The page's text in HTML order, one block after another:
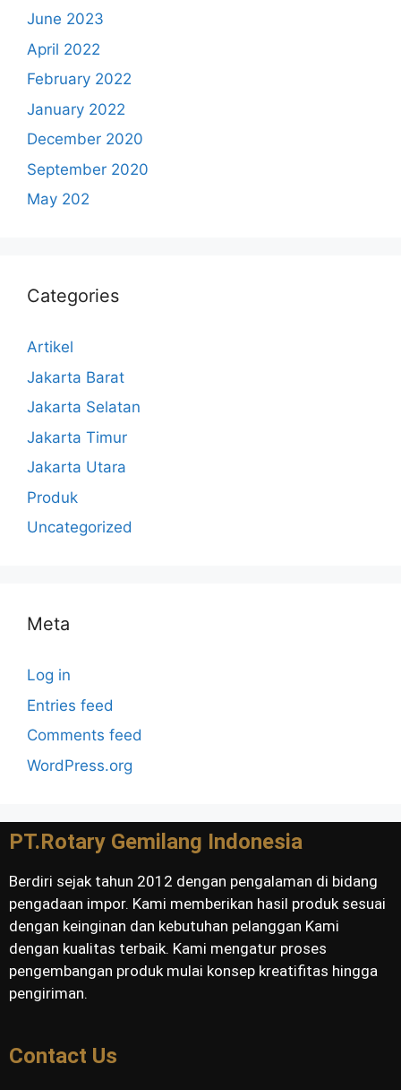
June 2023
April 2022
February 2022
January 2022
December 2020
September 2020
May 202
Categories
Artikel
Jakarta Barat
Jakarta Selatan
Jakarta Timur
Jakarta Utara
Produk
Uncategorized
Meta
Log in
Entries feed
Comments feed
WordPress.org
PT.Rotary Gemilang Indonesia
Berdiri sejak tahun 2012 dengan pengalaman di bidang
pengadaan impor. Kami memberikan hasil produk sesuai
dengan keinginan dan kebutuhan pelanggan Kami
dengan kualitas terbaik. Kami mengatur proses
pengembangan produk mulai konsep kreatifitas hingga
pengiriman.
Contact Us